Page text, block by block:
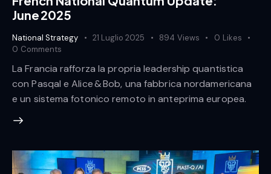
June 2025
National Strategy 21 Luglio 2025 894 Views 0 Likes
0 Comments
La Francia rafforza la propria leadership quantistica
con Pasqal e Alice & Bob, una fabbrica nordamericana
e un sistema fotonico remoto in anteprima europea.